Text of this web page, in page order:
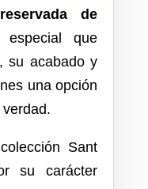
de
que
su acabado y
una opción
Sant
su carácter